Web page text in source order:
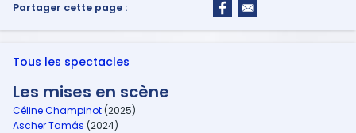
Partager cette page :
Tous les spectacles
Les mises en scène
Céline Champinot (2025)
Ascher Tamás (2024)